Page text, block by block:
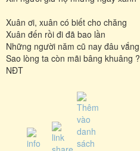
Xuân ơi, xuân có biết cho chăng
Xuân đến rồi đi đã bao lần
Những người năm cũ nay đâu vắng
Sao lòng ta còn mãi bâng khuâng ?
NĐT